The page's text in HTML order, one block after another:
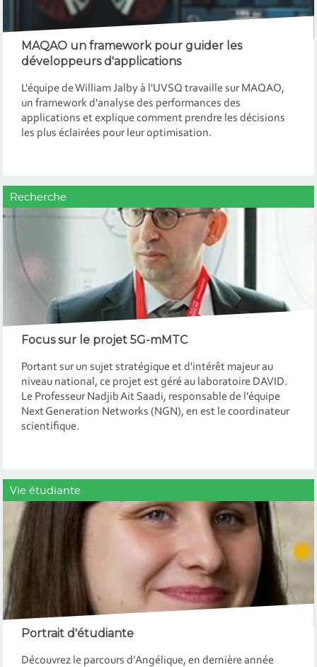
MAQAO un framework pour guider les
développeurs d'applications
L'équipe de William Jalby à l'UVSQ travaille sur MAQAO,
un framework d'analyse des performances des
applications et explique comment prendre les décisions
les plus éclairées pour leur optimisation.
Recherche
Focus sur le projet 5G-mMTC
Portant sur un sujet stratégique et d'intérêt majeur au
niveau national, ce projet est géré au laboratoire DAVID.
Le Professeur Nadjib Ait Saadi, responsable de l’équipe
Next Generation Networks (NGN), en est le coordinateur
scientifique.
Vie étudiante
Portrait d'étudiante
Découvrez le parcours d’Angélique, en dernière année